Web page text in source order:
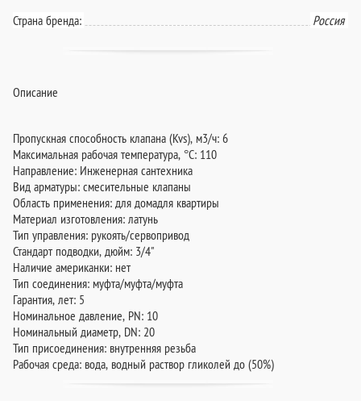
Страна бренда:
Россия
Описание
Пропускная способность клапана (Kvs), м3/ч: 6
Максимальная рабочая температура, °C: 110
Направление: Инженерная сантехника
Вид арматуры: смесительные клапаны
Область применения: для домадля квартиры
Материал изготовления: латунь
Тип управления: рукоять/сервопривод
Стандарт подводки, дюйм: 3/4"
Наличие американки: нет
Тип соединения: муфта/муфта/муфта
Гарантия, лет: 5
Номинальное давление, PN: 10
Номинальный диаметр, DN: 20
Тип присоединения: внутренняя резьба
Рабочая среда: вода, водный раствор гликолей до (50%)